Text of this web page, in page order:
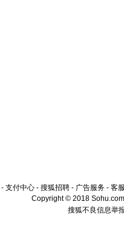
- 支付中心 - 搜狐招聘 - 广告服务 - 客
Copyright © 2018
搜狐不良信息举